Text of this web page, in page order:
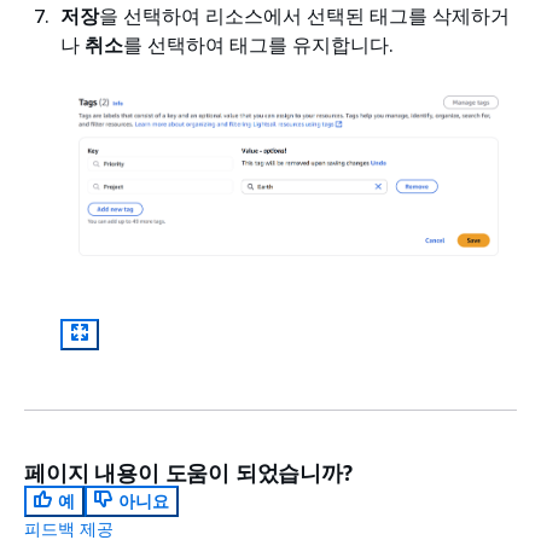
저장을 선택하여 리소스에서 선택된 태그를 삭제하거
나 취소를 선택하여 태그를 유지합니다.
페이지 내용이 도움이 되었습니까?
예
아니요
피드백 제공